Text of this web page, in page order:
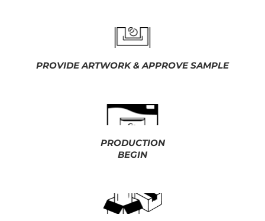
PROVIDE ARTWORK & APPROVE SAMPLE
PRODUCTION
BEGIN